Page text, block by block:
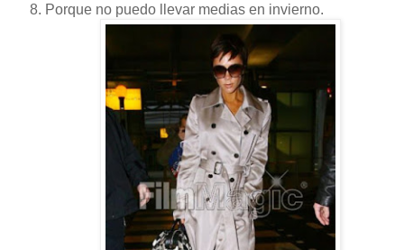
Porque no puedo llevar medias en invierno.